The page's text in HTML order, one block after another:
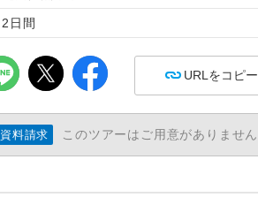
2日間
URLをコピー
資料請求 このツアーはご用意がありません